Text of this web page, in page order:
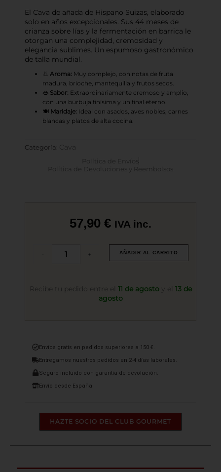
El Cava de añada de Hispano Suizas, elaborado
solo en años excepcionales. Sus 44 meses de
crianza sobre lías y la fermentación en barrica le
otorgan una complejidad, cremosidad y
elegancia sublimes. Un espumoso gastronómico
de talla mundial.
👃 Aroma: Muy complejo, con notas de fruta
madura, brioche, mantequilla y frutos secos.
👄 Sabor: Extraordinariamente cremoso y amplio,
con una burbuja finísima y un final eterno.
🍽️ Maridaje: Ideal con asados, aves nobles, carnes
blancas y platos de alta cocina.
Categoría: Cava
Política de Envíos
Política de Devoluciones y Reembolsos
57,90 € IVA inc.
2019
+ AÑADIR AL CARRITO
Recibe tu pedido entre el 11 de agostoy el 13 de
agosto
Envíos gratis en pedidos superiores a 150 €.
Entregamos nuestros pedidos en 2-4 días laborales.
Seguro incluido con garantía de devolución.
Envío desde España
HAZTE SOCIO DEL CLUB GOURMET